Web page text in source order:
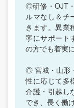
◎研修・OJT
ルマなし＆チ
きます。異業
寧にサポート
の方でも着実
◎ 宮城・山形
性に応じて多
介護・引越し
でき、長く働